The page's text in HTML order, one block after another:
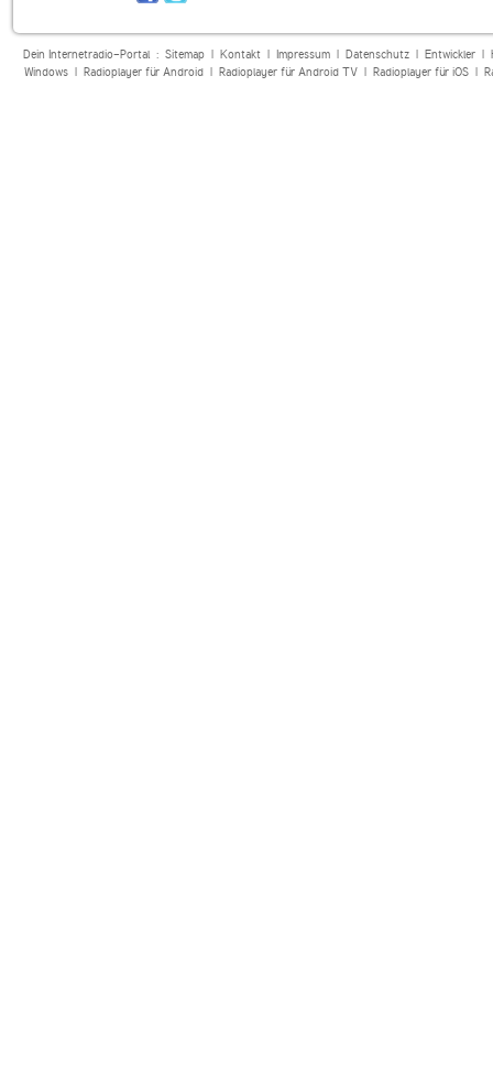
Dein Internetradio-Portal : Sitemap| Kontakt| Impressum| Datenschutz| Entwickler|
Windows| Radioplayer für Android| Radioplayer für Android TV| Radioplayer für iOS|